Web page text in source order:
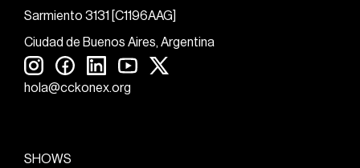
Sarmiento 3131 [C1196AAG]
Ciudad de Buenos Aires, Argentina
hola@cckonex.org
SHOWS